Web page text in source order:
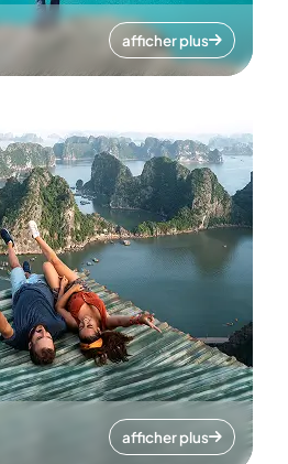
afficher plus
afficher plus